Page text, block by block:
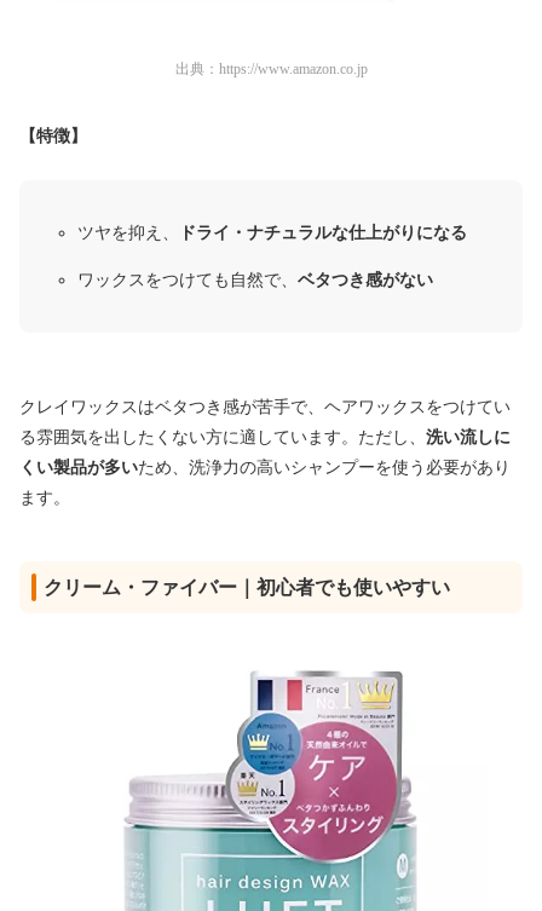
出典： https://www.amazon.co.jp
【特徴】
ツヤを抑え、 ドライ・ナチュラルな仕上がりになる
ワックスをつけても自然で、 ベタつき感がない
クレイワックスはベタつき感が苦手で、ヘアワックスをつけてい
る雰囲気を出したくない方に適しています。ただし、 洗い流しに
くい製品が多いため、洗浄力の高いシャンプーを使う必要があり
ます。
クリーム・ファイバー｜初心者でも使いやすい